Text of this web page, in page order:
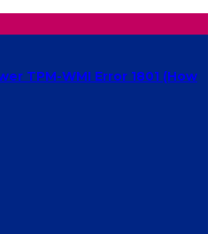
TPM-WMI Error 1801 (How